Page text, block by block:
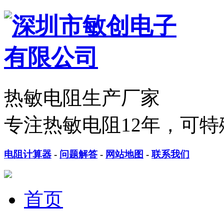
热敏电阻生产厂家
专注热敏电阻12年，可
电阻计算器 - 问题解答 - 网站地图 - 联系我们
首页